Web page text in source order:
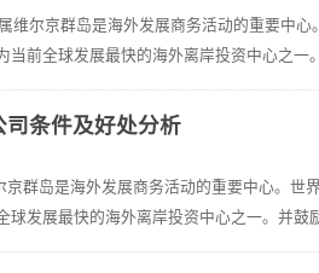
尔京群岛是海外发展商务活动的重要中
前全球发展最快的海外离岸投资中心之一
条件及好处分析
群岛是海外发展商务活动的重要中心。
发展最快的海外离岸投资中心之一。并鼓